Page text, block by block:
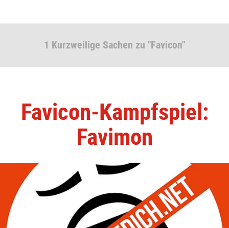
1 Kurzweilige Sachen zu "Favicon"
Favicon-Kampfspiel:
Favimon